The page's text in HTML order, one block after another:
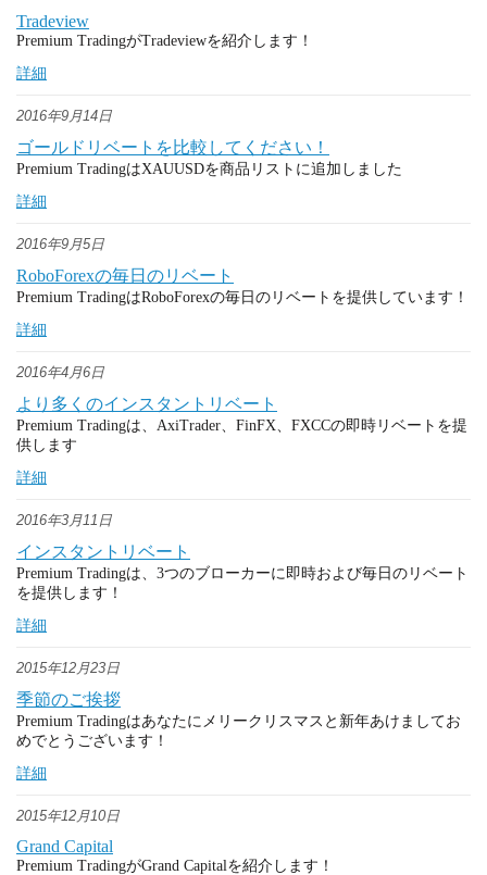
Tradeview
Premium TradingがTradeviewを紹介します！
詳細
2016年9月14日
ゴールドリベートを比較してください！
Premium TradingはXAUUSDを商品リストに追加しました
詳細
2016年9月5日
RoboForexの毎日のリベート
Premium TradingはRoboForexの毎日のリベートを提供しています！
詳細
2016年4月6日
より多くのインスタントリベート
Premium Tradingは、AxiTrader、FinFX、FXCCの即時リベートを提
供します
詳細
2016年3月11日
インスタントリベート
Premium Tradingは、3つのブローカーに即時および毎日のリベート
を提供します！
詳細
2015年12月23日
季節のご挨拶
Premium Tradingはあなたにメリークリスマスと新年あけましてお
めでとうございます！
詳細
2015年12月10日
Grand Capital
Premium TradingがGrand Capitalを紹介します！